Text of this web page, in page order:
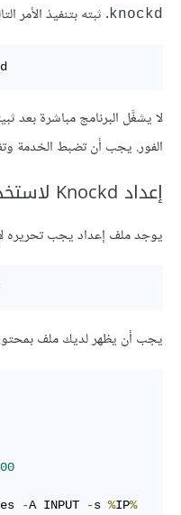
knockd. ثبته بتنفيذ الأمر
لا يشغَّل البرنامج مباشرة بعد
الفور. يجب أن تضبط الخدمة
إعداد Knockd لاستخدام الطرق على المنافذ
يوجد ملف إعداد يجب تحريره
يجب أن يظهر لديك ملف
-A INPUT -s %IP%